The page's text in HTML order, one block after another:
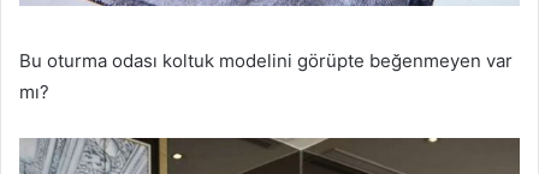
Bu oturma odası koltuk modelini görüpte beğenmeyen var
mı?